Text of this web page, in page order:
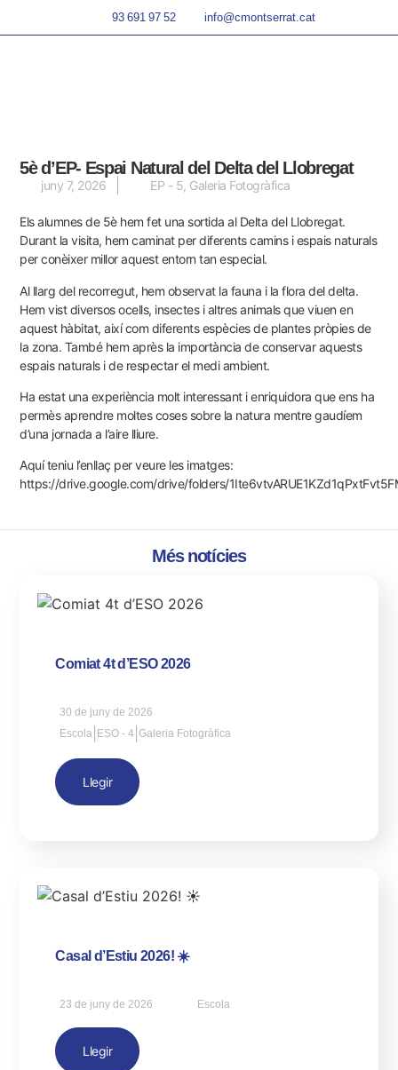
93 691 97 52 info@cmontserrat.cat
5è d’EP- Espai Natural del Delta del Llobregat
juny 7, 2026 EP - 5 Galeria Fotogràfica
Els alumnes de 5è hem fet una sortida al Delta del Llobregat.
Durant la visita, hem caminat per diferents camins i espais naturals
per conèixer millor aquest entorn tan especial.
Al llarg del recorregut, hem observat la fauna i la flora del delta.
Hem vist diversos ocells, insectes i altres animals que viuen en
aquest hàbitat, així com diferents espècies de plantes pròpies de
la zona. També hem après la importància de conservar aquests
espais naturals i de respectar el medi ambient.
Ha estat una experiència molt interessant i enriquidora que ens ha
permès aprendre moltes coses sobre la natura mentre gaudíem
d’una jornada a l’aire lliure.
Aquí teniu l’enllaç per veure les imatges:
https://drive.google.com/drive/folders/
Més notícies
Comiat 4t d’ESO 2026
30 de juny de 2026
Escola ESO - 4 |Galeria Fotogràfica
Llegir
Casal d’Estiu 2026! ☀️
23 de juny de 2026 Escola
Llegir